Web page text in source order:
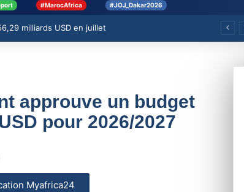
#MarocAfrica #JOJ_Dakar2026
milliards USD en juillet
approuve un budget
pour 2026/2027
Myafrica24